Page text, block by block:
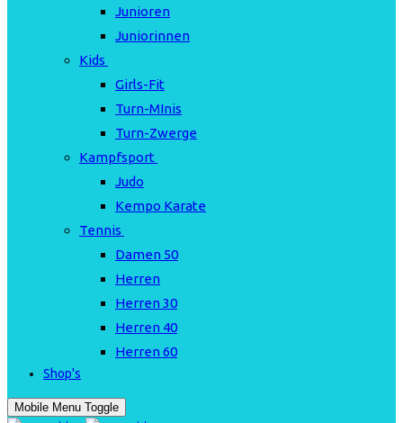
Junioren
Juniorinnen
Kids
Girls-Fit
Turn-MInis
Turn-Zwerge
Kampfsport
Judo
Kempo Karate
Tennis
Damen 50
Herren
Herren 30
Herren 40
Herren 60
Shop's
Mobile Menu Toggle